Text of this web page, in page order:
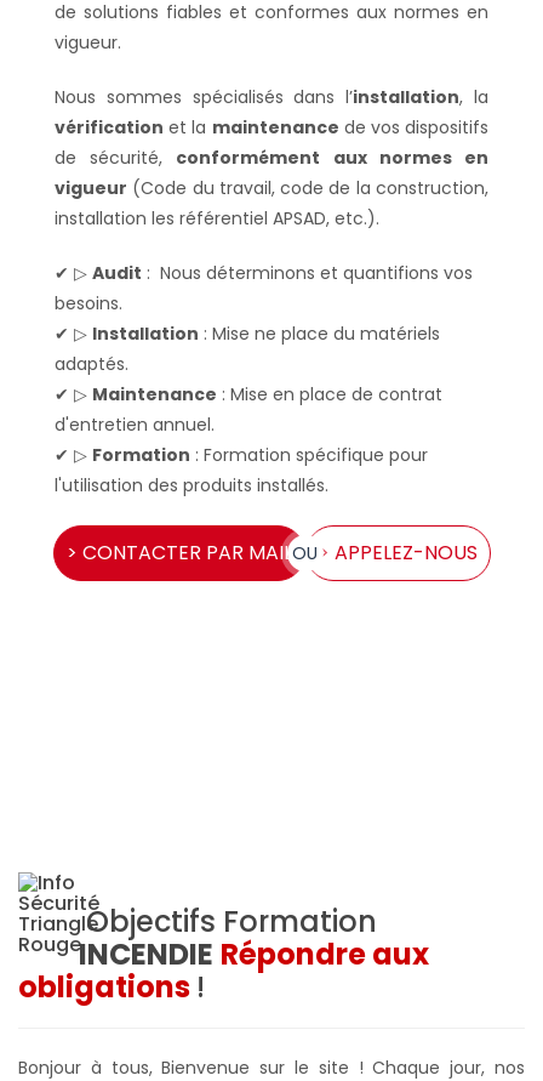
de solutions fiables et conformes aux normes en
vigueur.
Nous sommes spécialisés dans l’installation, la
vérification et la maintenance de vos dispositifs
de sécurité, conformément aux normes en
vigueur (Code du travail, code de la construction,
installation les référentiel APSAD, etc.).
✔ ▷ Audit : Nous déterminons et quantifions vos
besoins.
✔ ▷ Installation : Mise ne place du matériels
adaptés.
✔ ▷ Maintenance : Mise en place de contrat
d'entretien annuel.
✔ ▷ Formation : Formation spécifique pour
l'utilisation des produits installés.
> CONTACTER PAR MAILOU > APPELEZ-NOUS
Objectifs Formation
INCENDIE Répondre aux
obligations !
Bonjour à tous, Bienvenue sur le site ! Chaque jour, nos